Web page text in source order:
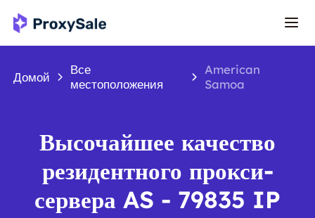
Домой
Все
местоположения
American
Samoa
Высочайшее качество
резидентного прокси-
сервера AS - 79835 IP